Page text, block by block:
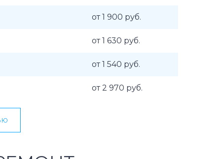
от 1 900 руб.
от 1 630 руб.
от 1 540 руб.
от 2 970 руб.